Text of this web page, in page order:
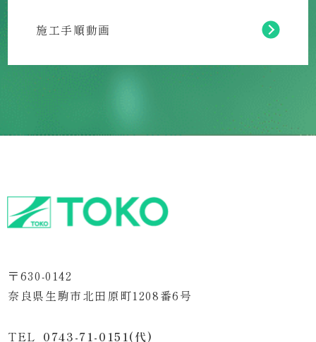
施工手順動画
〒630-0142
奈良県生駒市北田原町1208番6号
TEL 0743-71-0151 (代)